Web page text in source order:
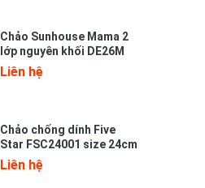
Chảo Sunhouse Mama 2
lớp nguyên khối DE26M
Liên hệ
Chảo chống dính Five
Star FSC24001 size 24cm
Liên hệ